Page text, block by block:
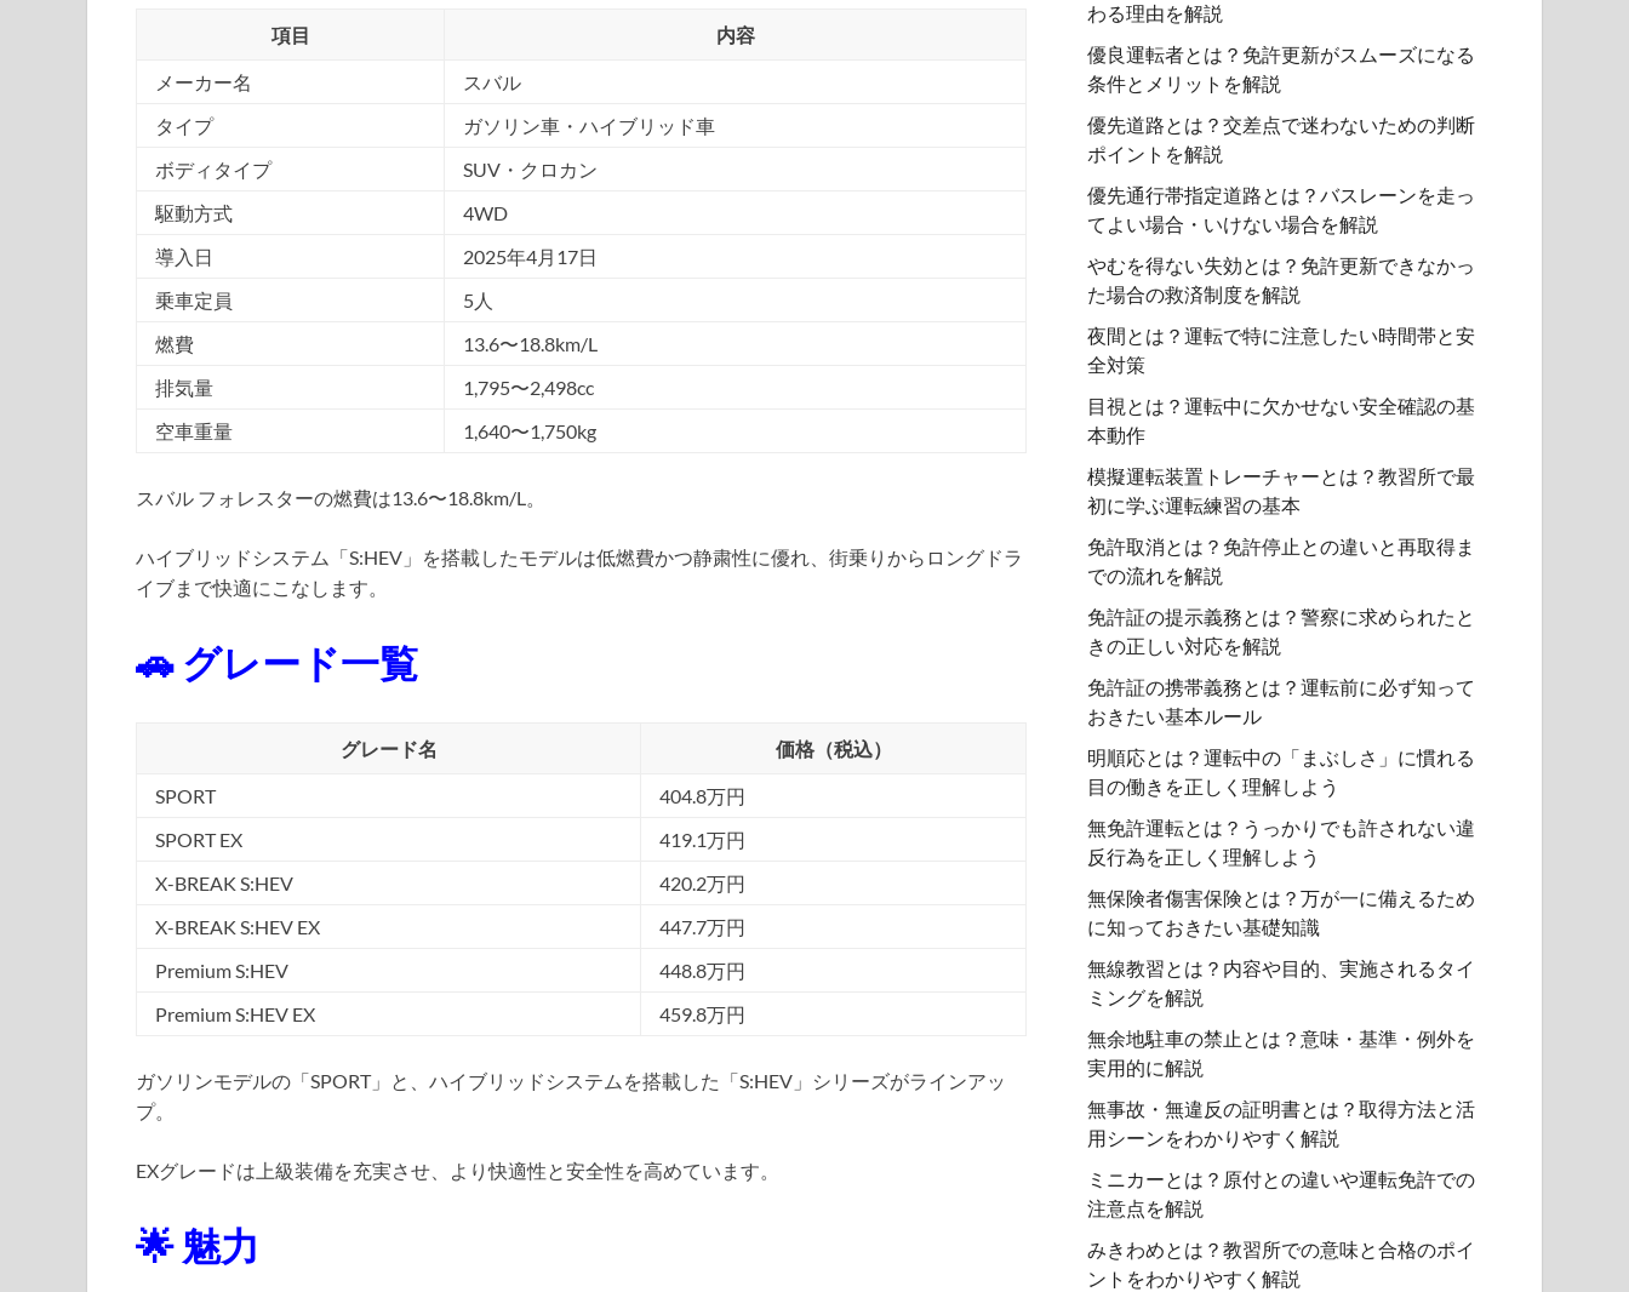
項目 内容
メーカー名
スバル
タイプ
ガソリン車・ハイブリッド車
ボディタイプ
SUV・クロカン
駆動方式
4WD
導入日
2025年4月17日
乗車定員
5人
燃費
13.6〜18.8km/L
排気量
1,795〜2,498cc
空車重量
1,640〜1,750kg
スバル フォレスターの燃費は13.6〜18.8km/L。
ハイブリッドシステム「S:HEV」を搭載したモデルは低燃費かつ静粛性に優れ、街乗りからロングドラ
イブまで快適にこなします。
🚗 グレード一覧
グレード名 価格（税込）
SPORT
404.8万円
SPORT EX
419.1万円
X-BREAK S:HEV
420.2万円
X-BREAK S:HEV EX
447.7万円
Premium S:HEV
448.8万円
Premium S:HEV EX
459.8万円
ガソリンモデルの「SPORT」と、ハイブリッドシステムを搭載した「S:HEV」シリーズがラインアッ
プ。
EXグレードは上級装備を充実させ、より快適性と安全性を高めています。
🌟 魅力
わる理由を解説
優良運転者とは？免許更新がスムーズになる
条件とメリットを解説
優先道路とは？交差点で迷わないための判断
ポイントを解説
優先通行帯指定道路とは？バスレーンを走っ
てよい場合・いけない場合を解説
やむを得ない失効とは？免許更新できなかっ
た場合の救済制度を解説
夜間とは？運転で特に注意したい時間帯と安
全対策
目視とは？運転中に欠かせない安全確認の基
本動作
模擬運転装置トレーチャーとは？教習所で最
初に学ぶ運転練習の基本
免許取消とは？免許停止との違いと再取得ま
での流れを解説
免許証の提示義務とは？警察に求められたと
きの正しい対応を解説
免許証の携帯義務とは？運転前に必ず知って
おきたい基本ルール
明順応とは？運転中の「まぶしさ」に慣れる
目の働きを正しく理解しよう
無免許運転とは？うっかりでも許されない違
反行為を正しく理解しよう
無保険者傷害保険とは？万が一に備えるため
に知っておきたい基礎知識
無線教習とは？内容や目的、実施されるタイ
ミングを解説
無余地駐車の禁止とは？意味・基準・例外を
実用的に解説
無事故・無違反の証明書とは？取得方法と活
用シーンをわかりやすく解説
ミニカーとは？原付との違いや運転免許での
注意点を解説
みきわめとは？教習所での意味と合格のポイ
ントをわかりやすく解説